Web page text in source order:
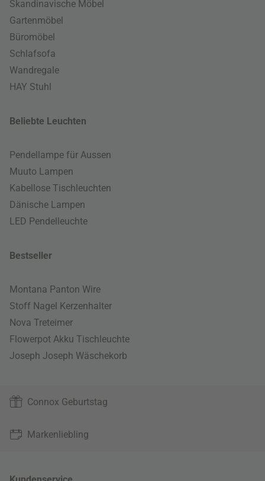
Skandinavische Möbel
Gartenmöbel
Büromöbel
Schlafsofa
Wandregale
HAY Stuhl
Beliebte Leuchten
Pendellampe für Aussen
Muuto Lampen
Kabellose Tischleuchten
Dänische Lampen
LED Pendelleuchte
Bestseller
Montana Panton Wire
Stoff Nagel Kerzenhalter
Nova Treteimer
Flowerpot Akku Tischleuchte
Joseph Joseph Wäschekorb
Connox Geburtstag
Markenliebling